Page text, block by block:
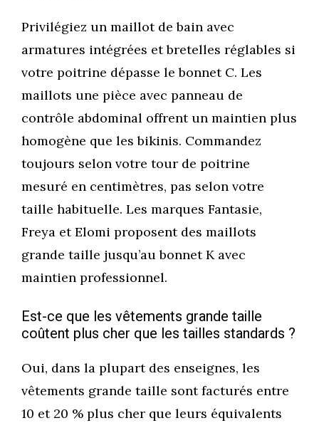
Privilégiez un maillot de bain avec
armatures intégrées et bretelles réglables si
votre poitrine dépasse le bonnet C. Les
maillots une pièce avec panneau de
contrôle abdominal offrent un maintien plus
homogène que les bikinis. Commandez
toujours selon votre tour de poitrine
mesuré en centimètres, pas selon votre
taille habituelle. Les marques Fantasie,
Freya et Elomi proposent des maillots
grande taille jusqu’au bonnet K avec
maintien professionnel.
Est-ce que les vêtements grande taille
coûtent plus cher que les tailles standards ?
Oui, dans la plupart des enseignes, les
vêtements grande taille sont facturés entre
10 et 20 % plus cher que leurs équivalents